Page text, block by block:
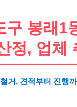
구 봉래1
정, 업체
거, 견적부터 진행